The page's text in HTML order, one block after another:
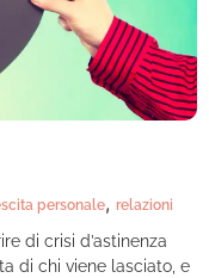
personale, relazioni
di crisi d’astinenza
di chi viene lasciato, e